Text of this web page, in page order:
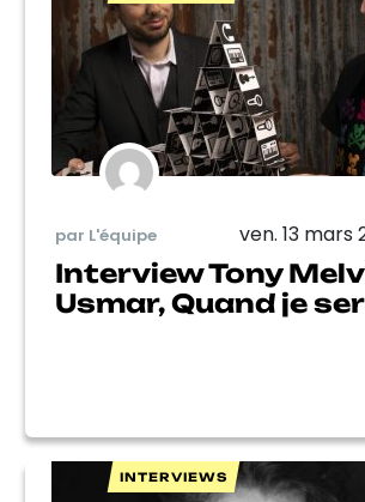
par L'équipe ven. 13 mars
Interview Tony
Usmar, Quand je
INTERVIEWS